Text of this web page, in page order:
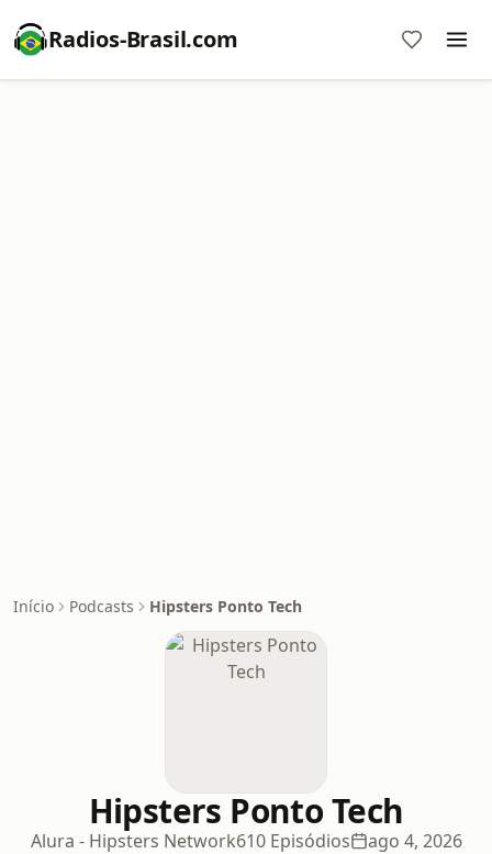
Radios-Brasil.com
Início Podcasts Hipsters Ponto Tech
Hipsters Ponto Tech
Alura - Hipsters Network610 Episódios ago 4, 2026